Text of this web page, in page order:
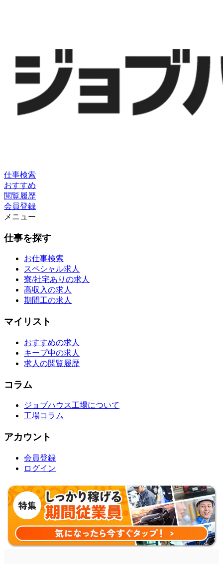
仕事検索
おすすめ
閲覧履歴
会員登録
メニュー
仕事を探す
お仕事検索
スペシャル求人
寮/社宅ありの求人
高収入の求人
期間工の求人
マイリスト
おすすめの求人
キープ中の求人
求人の閲覧履歴
コラム
ジョブハウス工場について
工場コラム
アカウント
会員登録
ログイン